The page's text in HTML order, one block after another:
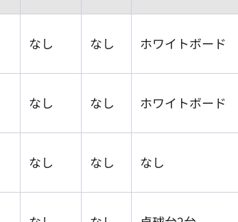
なし なし ホワイトボード
なし なし ホワイトボード
なし なし なし